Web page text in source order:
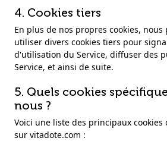
4. Cookies tiers
En plus de nos propres cookies,
utiliser divers cookies tiers pour
d'utilisation du Service, diffuser des
Service, et ainsi de suite.
5. Quels cookies
nous ?
Voici une liste des principaux
sur vitadote.com :